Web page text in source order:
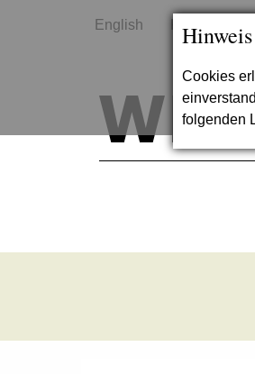
Cookies
folgenden
English